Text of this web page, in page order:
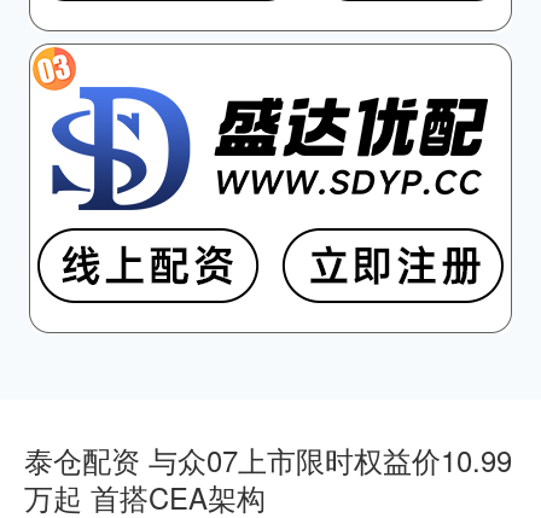
泰仓配资 与众07上市限时权益价10.99
万起 首搭CEA架构